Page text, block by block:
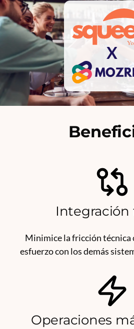
X
Integración
Minimice la fricción técnica
esfuerzo con los demás
Operaciones